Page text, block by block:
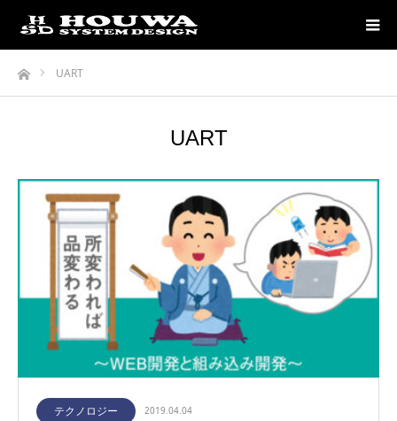
ホームUART
UART
テクノロジー 2019.04.04